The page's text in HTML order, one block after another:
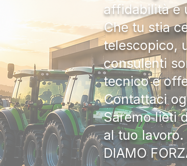
affidabilità e
Che tu stia
telescopico,
consulenti
tecnico e
Contattaci
Saremo lieti
al tuo lavoro.
DIAMO